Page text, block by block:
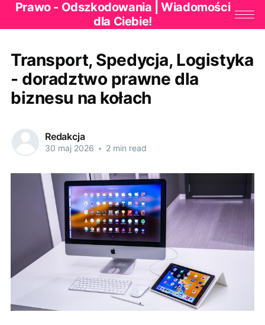
Prawo - Odszkodowania | Wiadomości
dla Ciebie!
Transport, Spedycja, Logistyka
- doradztwo prawne dla
biznesu na kołach
Redakcja
30 maj 2026 • 2 min read